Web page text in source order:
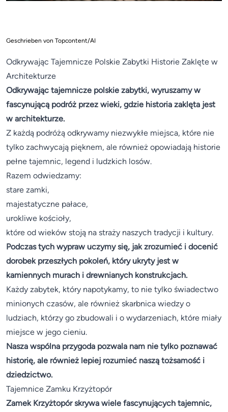
Geschrieben von Topcontent/AI
Odkrywając Tajemnicze Polskie Zabytki Historie Zaklęte w
Architekturze
Odkrywając tajemnicze polskie zabytki, wyruszamy w
fascynującą podróż przez wieki, gdzie historia zaklęta jest
w architekturze.
Z każdą podróżą odkrywamy niezwykłe miejsca, które nie
tylko zachwycają pięknem, ale również opowiadają historie
pełne tajemnic, legend i ludzkich losów.
Razem odwiedzamy:
stare zamki,
majestatyczne pałace,
urokliwe kościoły,
które od wieków stoją na straży naszych tradycji i kultury.
Podczas tych wypraw uczymy się, jak zrozumieć i docenić
dorobek przeszłych pokoleń, który ukryty jest w
kamiennych murach i drewnianych konstrukcjach.
Każdy zabytek, który napotykamy, to nie tylko świadectwo
minionych czasów, ale również skarbnica wiedzy o
ludziach, którzy go zbudowali i o wydarzeniach, które miały
miejsce w jego cieniu.
Nasza wspólna przygoda pozwala nam nie tylko poznawać
historię, ale również lepiej rozumieć naszą tożsamość i
dziedzictwo.
Tajemnice Zamku Krzyżtopór
Zamek Krzyżtopór skrywa wiele fascynujących tajemnic,